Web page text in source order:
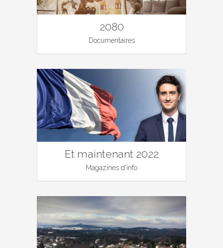
2080
Documentaires
Et maintenant 2022
Magazines d'info